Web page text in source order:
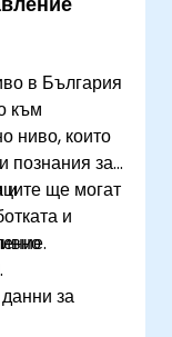
в България
към
ниво, които
познания за
и
и
ще могат
за